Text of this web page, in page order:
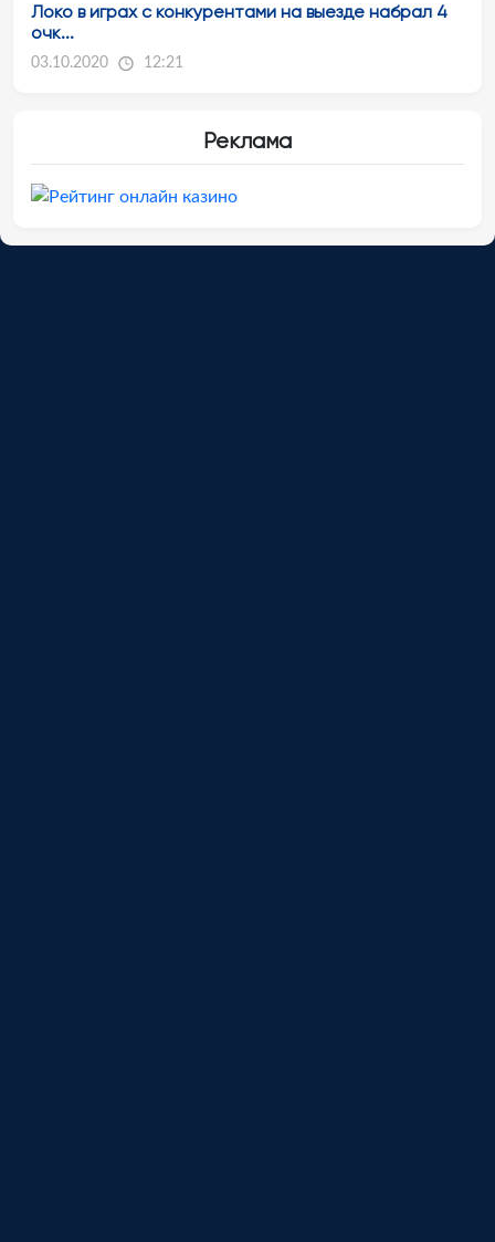
Локо в играх с конкурентами на выезде набрал 4
очк...
03.10.2020 12:21
Реклама